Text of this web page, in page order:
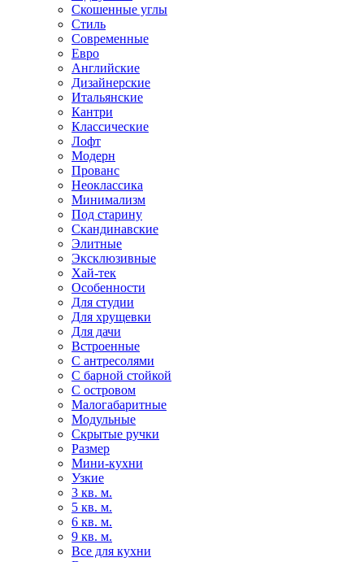
Скошенные углы
Стиль
Современные
Евро
Английские
Дизайнерские
Итальянские
Кантри
Классические
Лофт
Модерн
Прованс
Неоклассика
Минимализм
Под старину
Скандинавские
Элитные
Эксклюзивные
Хай-тек
Особенности
Для студии
Для хрущевки
Для дачи
Встроенные
С антресолями
С барной стойкой
С островом
Малогабаритные
Модульные
Скрытые ручки
Размер
Мини-кухни
Узкие
3 кв. м.
5 кв. м.
6 кв. м.
9 кв. м.
Все для кухни